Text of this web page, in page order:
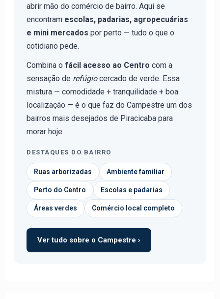
abrir mão do comércio de bairro. Aqui se
encontram escolas, padarias, agropecuárias
e mini mercados por perto — tudo o que o
cotidiano pede.
Combina o fácil acesso ao Centro com a
sensação de refúgiocercado de verde. Essa
mistura — comodidade + tranquilidade + boa
localização — é o que faz do Campestre um dos
bairros mais desejados de Piracicaba para
morar hoje.
DESTAQUES DO BAIRRO
Ruas arborizadas Ambiente familiar
Perto do Centro Escolas e padarias
Áreas verdes Comércio local completo
Ver tudo sobre o Campestre ›